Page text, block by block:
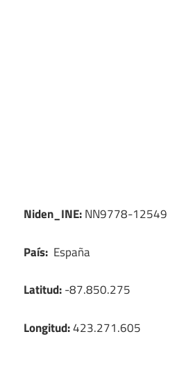
Niden_INE:NN9778-12549
País: España
Latitud:-87.850.275
Longitud:423.271.605